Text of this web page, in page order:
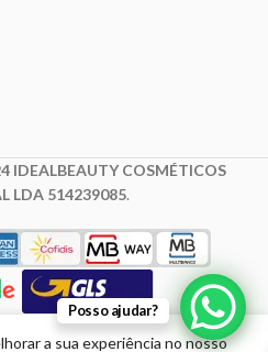
IDEALBEAUTY COSMÉTICOS
LDA 514239085.
a sua experiência no nosso
4,99€
IVA
Posso ajudar?